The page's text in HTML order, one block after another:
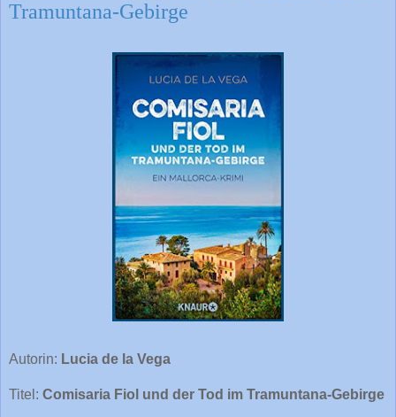
Tramuntana-Gebirge
Autorin: Lucia de la Vega
Titel: Comisaria Fiol und der Tod im Tramuntana-Gebirge